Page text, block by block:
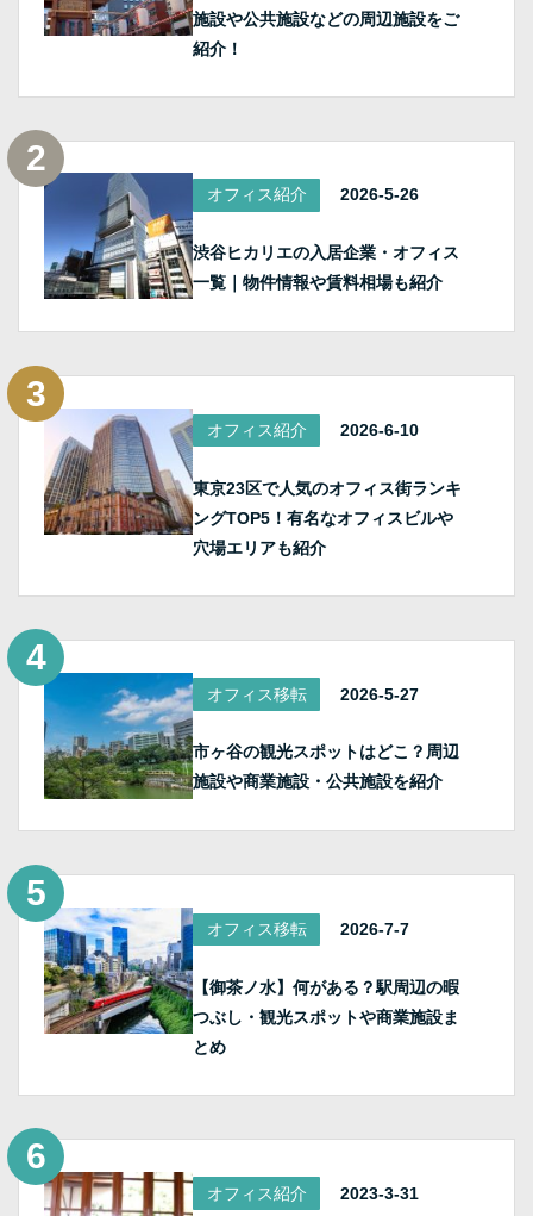
施設や公共施設などの周辺施設をご
紹介！
オフィス紹介 2026-5-26
渋谷ヒカリエの入居企業・オフィス
一覧｜物件情報や賃料相場も紹介
オフィス紹介 2026-6-10
東京23区で人気のオフィス街ランキ
ングTOP5！有名なオフィスビルや
穴場エリアも紹介
オフィス移転 2026-5-27
市ヶ谷の観光スポットはどこ？周辺
施設や商業施設・公共施設を紹介
オフィス移転 2026-7-7
【御茶ノ水】何がある？駅周辺の暇
つぶし・観光スポットや商業施設ま
とめ
オフィス紹介 2023-3-31